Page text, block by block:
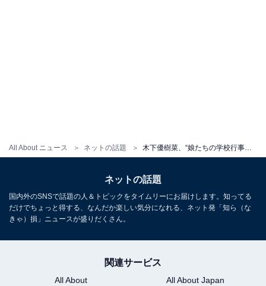
All About ニュース ネットの話題
ネットの話題
国内外のSNSで話題の人＆トピックをタイムリーにお届けします。知ってる
だけでちょっと得する、なんだか楽しい気分になれる、ネット発「知ら（な
きゃ）損」ニュースが盛りだくさん。
関連サービス
All About
All About Japan